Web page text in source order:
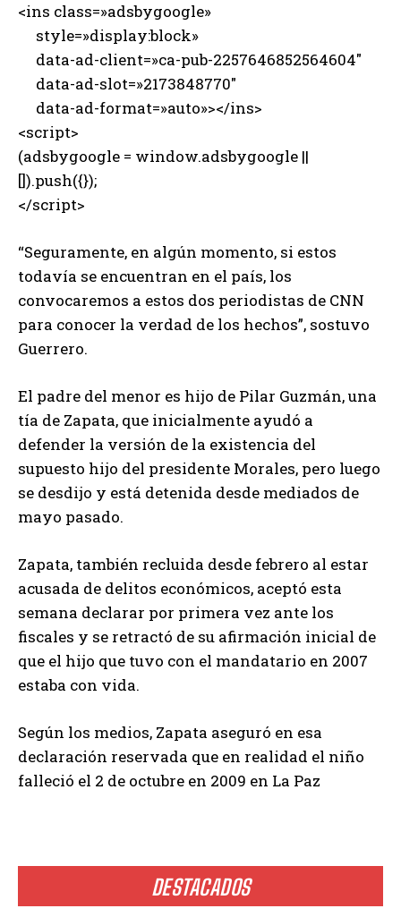
DESTACADOS
<ins class=»adsbygoogle»
style=»display:block»
data-ad-client=»ca-pub-2257646852564604″
data-ad-slot=»2173848770″
data-ad-format=»auto»></ins>
<script>
(adsbygoogle = window.adsbygoogle ||
[]).push({});
</script>
“Seguramente, en algún momento, si estos
todavía se encuentran en el país, los
convocaremos a estos dos periodistas de CNN
para conocer la verdad de los hechos”, sostuvo
Guerrero.
El padre del menor es hijo de Pilar Guzmán, una
tía de Zapata, que inicialmente ayudó a
defender la versión de la existencia del
supuesto hijo del presidente Morales, pero luego
se desdijo y está detenida desde mediados de
mayo pasado.
Zapata, también recluida desde febrero al estar
acusada de delitos económicos, aceptó esta
semana declarar por primera vez ante los
fiscales y se retractó de su afirmación inicial de
que el hijo que tuvo con el mandatario en 2007
estaba con vida.
Según los medios, Zapata aseguró en esa
declaración reservada que en realidad el niño
falleció el 2 de octubre en 2009 en La Paz